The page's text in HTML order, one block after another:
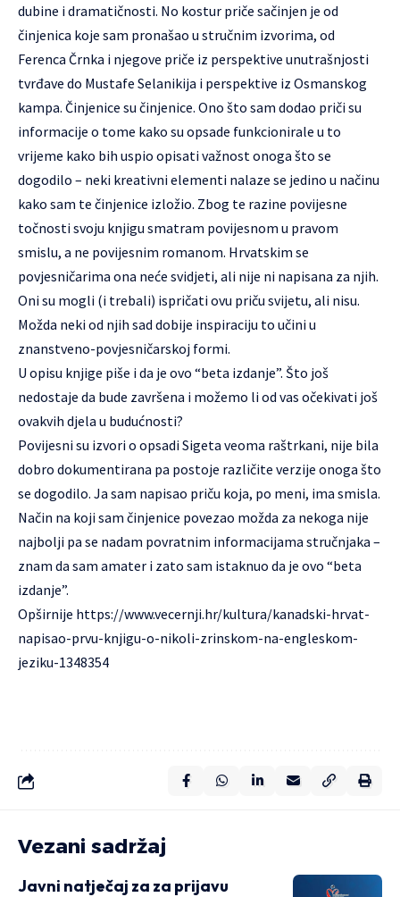
dubine i dramatičnosti. No kostur priče sačinjen je od
činjenica koje sam pronašao u stručnim izvorima, od
Ferenca Črnka i njegove priče iz perspektive unutrašnjosti
tvrđave do Mustafe Selanikija i perspektive iz Osmanskog
kampa. Činjenice su činjenice. Ono što sam dodao priči su
informacije o tome kako su opsade funkcionirale u to
vrijeme kako bih uspio opisati važnost onoga što se
dogodilo – neki kreativni elementi nalaze se jedino u načinu
kako sam te činjenice izložio. Zbog te razine povijesne
točnosti svoju knjigu smatram povijesnom u pravom
smislu, a ne povijesnim romanom. Hrvatskim se
povjesničarima ona neće svidjeti, ali nije ni napisana za njih.
Oni su mogli (i trebali) ispričati ovu priču svijetu, ali nisu.
Možda neki od njih sad dobije inspiraciju to učini u
znanstveno-povjesničarskoj formi.
U opisu knjige piše i da je ovo “beta izdanje”. Što još
nedostaje da bude završena i možemo li od vas očekivati još
ovakvih djela u budućnosti?
Povijesni su izvori o opsadi Sigeta veoma raštrkani, nije bila
dobro dokumentirana pa postoje različite verzije onoga što
se dogodilo. Ja sam napisao priču koja, po meni, ima smisla.
Način na koji sam činjenice povezao možda za nekoga nije
najbolji pa se nadam povratnim informacijama stručnjaka –
znam da sam amater i zato sam istaknuo da je ovo “beta
izdanje”.
Opširnije https://www.vecernji.hr/kultura/kanadski-hrvat-
napisao-prvu-knjigu-o-nikoli-zrinskom-na-engleskom-
jeziku-1348354
Vezani sadržaj
Javni natječaj za za prijavu